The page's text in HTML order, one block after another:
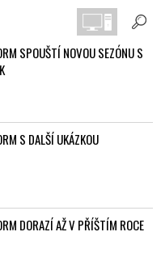
SPOUŠTÍ NOVOU SEZÓNU S
S DALŠÍ UKÁZKOU
DORAZÍ AŽ V PŘÍŠTÍM ROCE